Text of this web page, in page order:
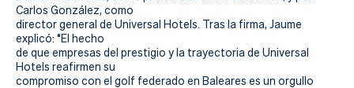
Actualidad
Tienda
Carlos González, como
director general de Universal Hotels. Tras la firma, Jaume
explicó: “El hecho
de que empresas del prestigio y la trayectoria de Universal
Hotels reafirmen su
compromiso con el golf federado en Baleares es un orgullo